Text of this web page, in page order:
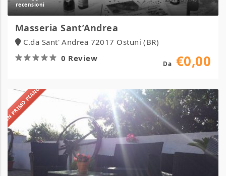
Masseria Sant’Andrea
C.da Sant' Andrea 72017 Ostuni (BR)
0 Review
Da €0,00
IN PRIMO PIANO
Calderale